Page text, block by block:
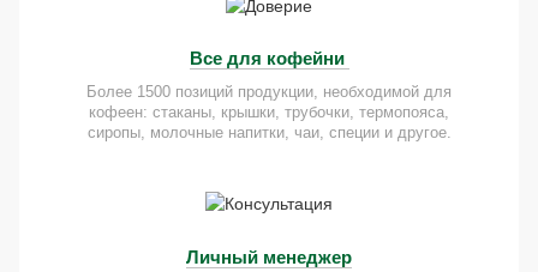
Все для кофейни
Более 1500 позиций продукции, необходимой для
кофеен: стаканы, крышки, трубочки, термопояса,
сиропы, молочные напитки, чаи, специи и другое.
Личный менеджер